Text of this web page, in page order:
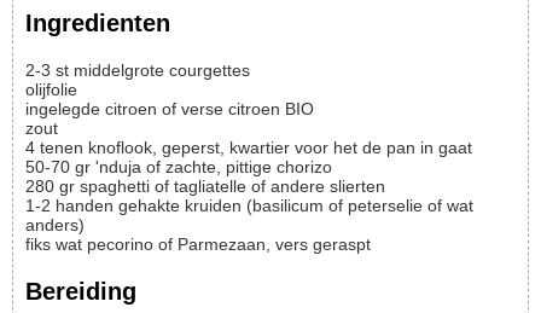
Ingredienten
2-3 st middelgrote courgettes
olijfolie
ingelegde citroen of verse citroen BIO
zout
4 tenen knoflook, geperst, kwartier voor het de pan in gaat
50-70 gr 'nduja of zachte, pittige chorizo
280 gr spaghetti of tagliatelle of andere slierten
1-2 handen gehakte kruiden (basilicum of peterselie of wat
anders)
fiks wat pecorino of Parmezaan, vers geraspt
Bereiding